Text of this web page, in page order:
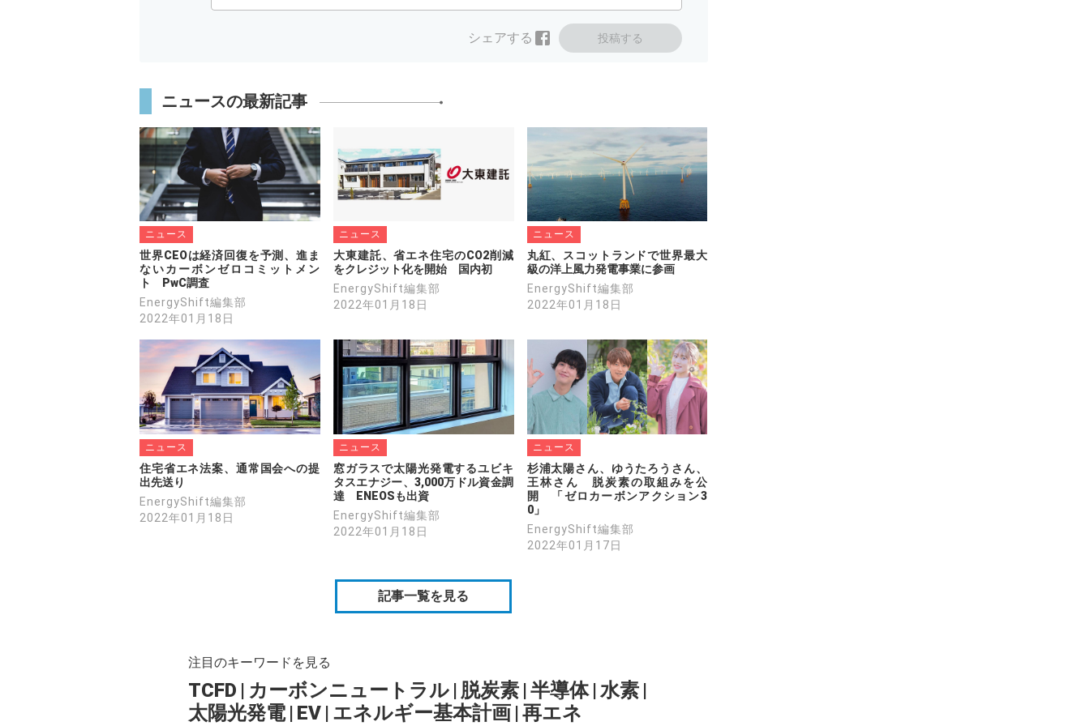
投稿する
シェアする
ニュースの最新記事
ニュース
世界CEOは経済回復を予測、進ま
ないカーボンゼロコミットメン
ト　PwC調査
EnergyShift編集部
2022年01月18日
ニュース
大東建託、省エネ住宅のCO2削減
をクレジット化を開始　国内初
EnergyShift編集部
2022年01月18日
ニュース
丸紅、スコットランドで世界最大
級の洋上風力発電事業に参画
EnergyShift編集部
2022年01月18日
ニュース
住宅省エネ法案、通常国会への提
出先送り
EnergyShift編集部
2022年01月18日
ニュース
窓ガラスで太陽光発電するユビキ
タスエナジー、3,000万ドル資金調
達　ENEOSも出資
EnergyShift編集部
2022年01月18日
ニュース
杉浦太陽さん、ゆうたろうさん、
王林さん　脱炭素の取組みを公
開　「ゼロカーボンアクション3
0」
EnergyShift編集部
2022年01月17日
記事一覧を見る
注目のキーワードを見る
TCFD | カーボンニュートラル | 脱炭素 |半導体 |水素 |
太陽光発電 | EV | エネルギー基本計画 |再エネ